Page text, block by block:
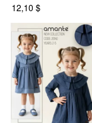
12,10 $